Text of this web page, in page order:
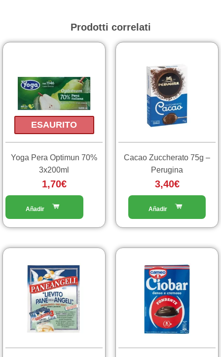
Prodotti correlati
ESAURITO
Yoga Pera Optimun 70%
3x200ml
1,70€
Cacao Zuccherato 75g –
Perugina
3,40€